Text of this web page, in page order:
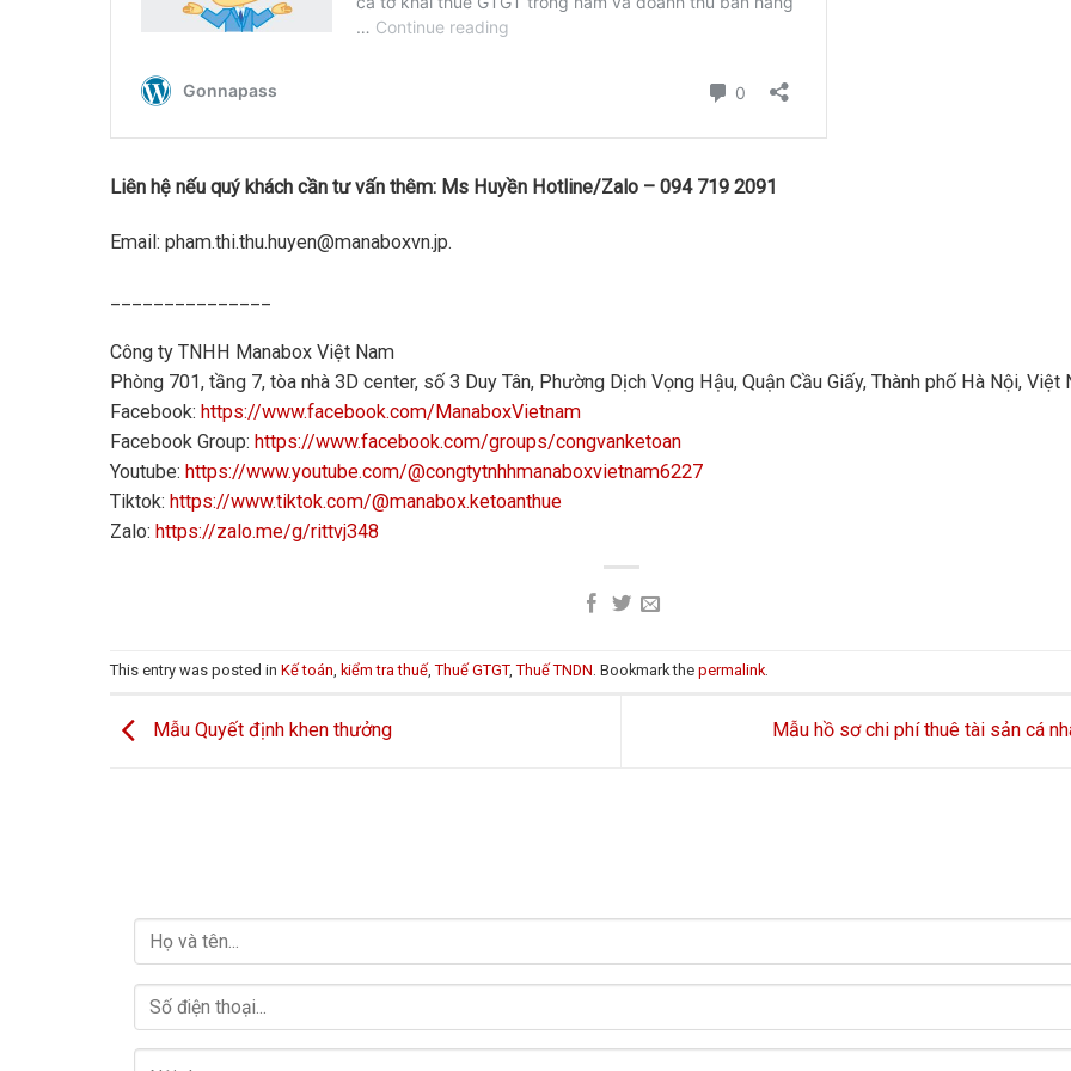
Liên hệ nếu quý khách cần tư vấn thêm: Ms Huyền Hotline/Zalo – 094 719 2091
Email: pham.thi.thu.huyen@manaboxvn.jp.
Công ty TNHH Manabox Việt Nam
Phòng 701, tầng 7, tòa nhà 3D center, số 3 Duy Tân, Phường Dịch Vọng Hậu, Quận Cầu Giấy, Thành phố Hà Nội, Việt
Facebook: https://www.facebook.com/ManaboxVietnam
Facebook Group: https://www.facebook.com/groups/congvanketoan
Youtube: https://www.youtube.com/@congtytnhhmanaboxvietnam6227
Tiktok: https://www.tiktok.com/@manabox.ketoanthue
Zalo: https://zalo.me/g/rittvj348
This entry was posted in Kế toán, kiểm tra thuế,Thuế GTGT,Thuế TNDN. Bookmark the permalink.
Mẫu Quyết định khen thưởng Mẫu hồ sơ chi phí thuê tài sản cá